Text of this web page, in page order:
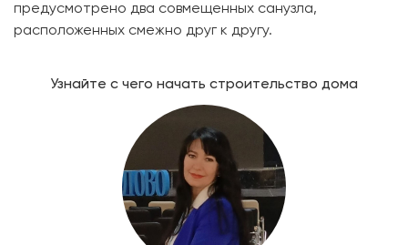
предусмотрено два совмещенных санузла,
расположенных смежно друг к другу.
Узнайте с чего начать строительство дома